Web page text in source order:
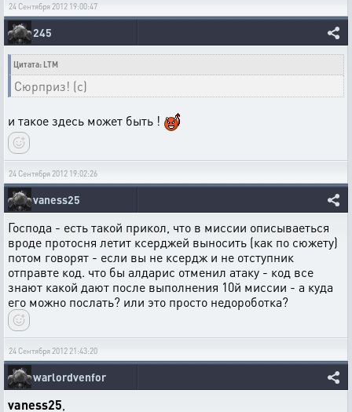
24 Сентября 2012 19:00:47
245
Цитата: LTM
Сюрприз! (с)
и такое здесь может быть !
24 Сентября 2012 19:02:26
vaness25
Господа - есть такой прикол, что в миссии описываеться
вроде протосня летит ксерджей выносить (как по сюжету)
потом говорят - если вы не ксердж и не отступник
отправте код. что бы алдарис отменил атаку - код все
знают какой дают после выполнения 10й миссии - а куда
его можно послать? или это просто недороботка?
24 Сентября 2012 21:43:20
warlordvenfor
vaness25